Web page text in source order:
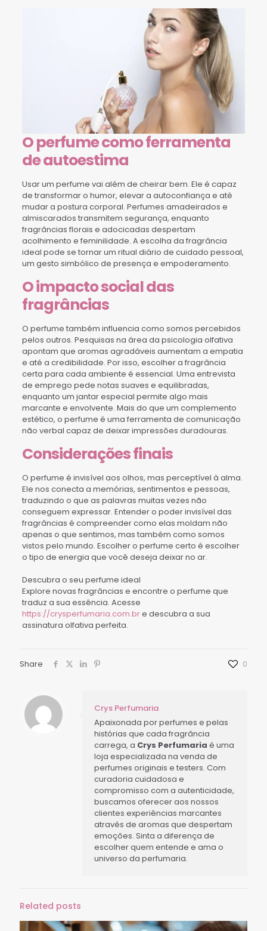
O perfume como ferramenta
de autoestima
Usar um perfume vai além de cheirar bem. Ele é capaz
de transformar o humor, elevar a autoconfiança e até
mudar a postura corporal. Perfumes amadeirados e
almiscarados transmitem segurança, enquanto
fragrâncias florais e adocicadas despertam
acolhimento e feminilidade. A escolha da fragrância
ideal pode se tornar um ritual diário de cuidado pessoal,
um gesto simbólico de presença e empoderamento.
O impacto social das
fragrâncias
O perfume também influencia como somos percebidos
pelos outros. Pesquisas na área da psicologia olfativa
apontam que aromas agradáveis aumentam a empatia
e até a credibilidade. Por isso, escolher a fragrância
certa para cada ambiente é essencial. Uma entrevista
de emprego pede notas suaves e equilibradas,
enquanto um jantar especial permite algo mais
marcante e envolvente. Mais do que um complemento
estético, o perfume é uma ferramenta de comunicação
não verbal capaz de deixar impressões duradouras.
Considerações finais
O perfume é invisível aos olhos, mas perceptível à alma.
Ele nos conecta a memórias, sentimentos e pessoas,
traduzindo o que as palavras muitas vezes não
conseguem expressar. Entender o poder invisível das
fragrâncias é compreender como elas moldam não
apenas o que sentimos, mas também como somos
vistos pelo mundo. Escolher o perfume certo é escolher
o tipo de energia que você deseja deixar no ar.
Descubra o seu perfume ideal
Explore novas fragrâncias e encontre o perfume que
traduz a sua essência. Acesse
https://crysperfumaria.com.bre descubra a sua
assinatura olfativa perfeita.
Share 0
Crys Perfumaria
Apaixonada por perfumes e pelas
histórias que cada fragrância
carrega, a Crys Perfumaria é uma
loja especializada na venda de
perfumes originais e testers. Com
curadoria cuidadosa e
compromisso com a autenticidade,
buscamos oferecer aos nossos
clientes experiências marcantes
através de aromas que despertam
emoções. Sinta a diferença de
escolher quem entende e ama o
universo da perfumaria.
Related posts